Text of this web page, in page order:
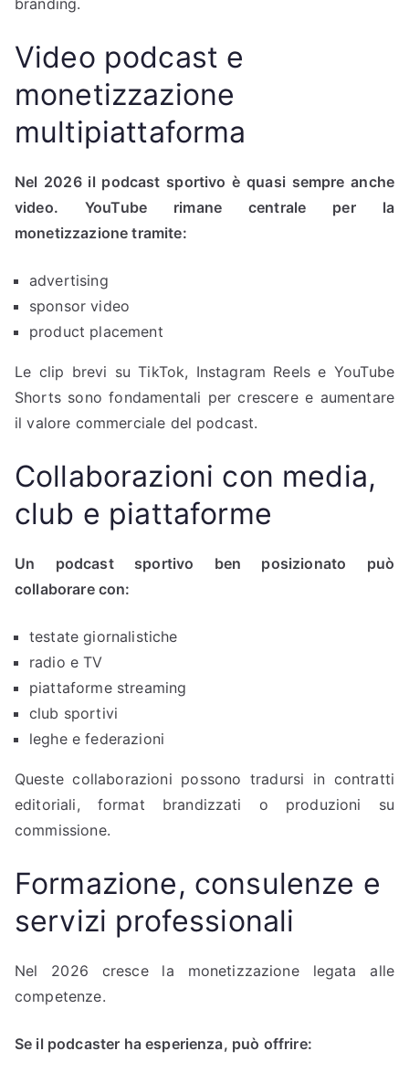
Video podcast e
monetizzazione
multipiattaforma
Nel 2026 il podcast sportivo è quasi sempre anche
video. YouTube rimane centrale per la
monetizzazione tramite:
advertising
sponsor video
product placement
Le clip brevi su TikTok, Instagram Reels e YouTube
Shorts sono fondamentali per crescere e aumentare
il valore commerciale del podcast.
Collaborazioni con media,
club e piattaforme
Un podcast sportivo ben posizionato può
collaborare con:
testate giornalistiche
radio e TV
piattaforme streaming
club sportivi
leghe e federazioni
Queste collaborazioni possono tradursi in contratti
editoriali, format brandizzati o produzioni su
commissione.
Formazione, consulenze e
servizi professionali
Nel 2026 cresce la monetizzazione legata alle
competenze.
Se il podcaster ha esperienza, può offrire: